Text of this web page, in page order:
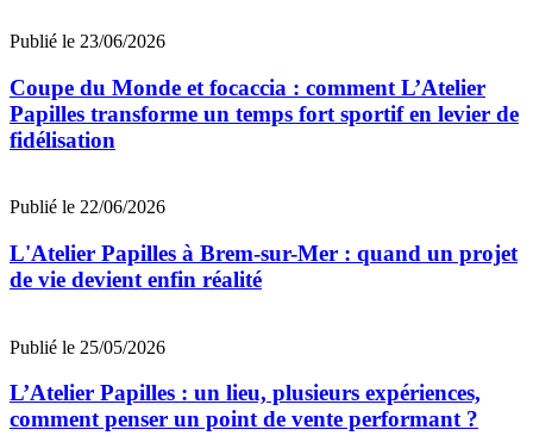
Publié le 23/06/2026
Coupe du Monde et focaccia : comment L’Atelier
Papilles transforme un temps fort sportif en levier de
fidélisation
Publié le 22/06/2026
L'Atelier Papilles à Brem-sur-Mer : quand un projet
de vie devient enfin réalité
Publié le 25/05/2026
L’Atelier Papilles : un lieu, plusieurs expériences,
comment penser un point de vente performant ?